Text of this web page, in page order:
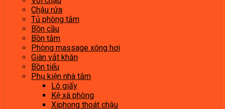
Chậu rửa
Tủ phòng tắm
Bồn cầu
Bồn tắm
Phòng massage xông hơi
Giàn vắt khăn
Bồn tiểu
Phụ kiện nhà tắm
Lô giấy
Kệ xà phòng
Xiphong thoát chậu